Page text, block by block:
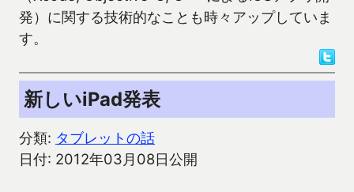
発）に関する技術的なことも時々アップしていま
す。
新しいiPad発表
分類: タブレットの話
日付: 2012年03月08日公開